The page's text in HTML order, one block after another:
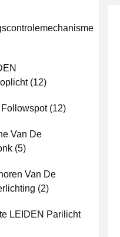
(12)
(12)
Van De
(5)
Van De
(2)
LEIDEN Parilicht